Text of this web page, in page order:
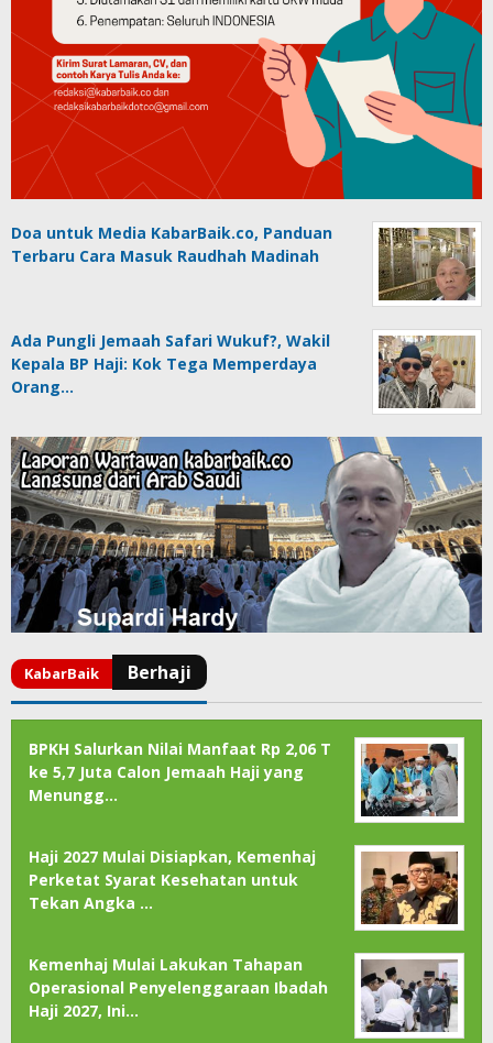
Doa untuk Media KabarBaik.co, Panduan
Terbaru Cara Masuk Raudhah Madinah
Ada Pungli Jemaah Safari Wukuf?, Wakil
Kepala BP Haji: Kok Tega Memperdaya
Orang…
BPKH Salurkan Nilai Manfaat Rp 2,06 T
ke 5,7 Juta Calon Jemaah Haji yang
Menungg…
Haji 2027 Mulai Disiapkan, Kemenhaj
Perketat Syarat Kesehatan untuk
Tekan Angka …
Kemenhaj Mulai Lakukan Tahapan
Operasional Penyelenggaraan Ibadah
Haji 2027, Ini…